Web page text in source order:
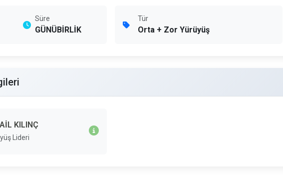
Süre
GÜNÜBİRLİK
Tür
Orta + Zor Yürüyüş
KILINÇ
Lideri